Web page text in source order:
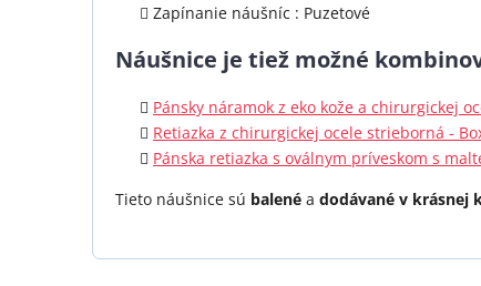
Zapínanie náušníc : Puzetové
Náušnice je tiež možné
Pánsky náramok z eko kože a chirurgickej
Retiazka z chirurgickej ocele strieborná -
Pánska retiazka s oválnym príveskom s
Tieto náušnice sú balené a dodávané v krásnej